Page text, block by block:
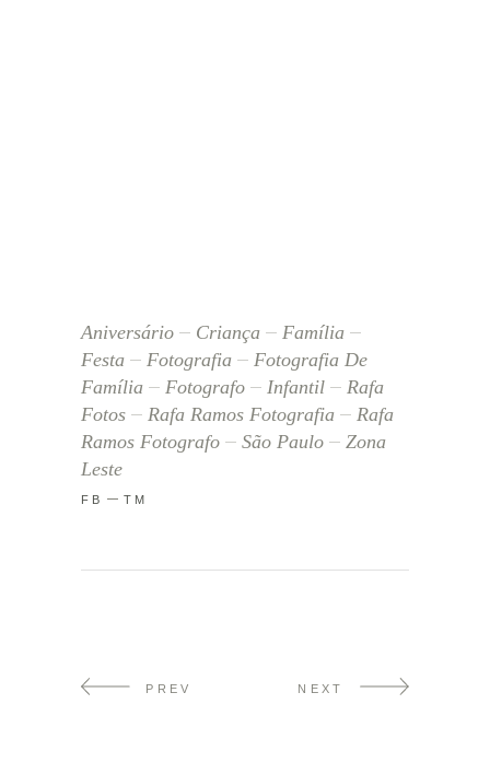
Aniversário Criança
Família
Festa
Fotografia
Fotografia De
Família
Fotografo Infantil
Rafa
Fotos
Rafa Ramos Fotografia
Rafa
Ramos Fotografo
São Paulo
Zona
Leste
FB TM
PREV NEXT